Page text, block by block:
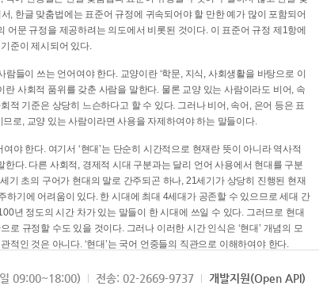
, 한글 맞춤법에는 표준어 규정에 귀속되어야 할 만한 예가 많이 포함되어
어문 규정을 제공하려는 의도에서 비롯된 것이다. 이 표준어 규정 제1항에
준이 제시되어 있다.
들이 쓰는 언어여야 한다. 교양이란 ‘학문, 지식, 사회생활을 바탕으로 이
란 사회적 품위를 갖춘 사람을 말한다. 물론 교양 있는 사람이라도 비어, 속
적 기준은 상당히 느슨하다고 할 수 있다. 그러나 비어, 속어, 은어 등은 표
로, 교양 있는 사람이라면 사용을 자제하여야 하는 말들이다.
야 한다. 여기서 ‘현대’는 단순히 시간적으로 현재란 뜻이 아니라 역사적
다. 다른 사회적, 경제적 시대 구분과는 달리 언어 사용에서 현대를 구분
기 초의 구어가 현대의 말로 간주되곤 하나, 21세기가 상당히 진행된 현재
하기에 어려움이 있다. 한 시대에 최대 4세대가 공존할 수 있으므로 세대 간
년 정도의 시간 차가 있는 말들이 한 시대에 쓰일 수 있다. 그러므로 현대
로 규정할 수도 있을 것이다. 그러나 이러한 시간 인식은 ‘현대’ 개념의 모
적인 것은 아니다. ‘현대’는 국어 언중들의 직관으로 이해하여야 한다.
한다. 이는 표준어의 공용어적 성격을 가장 크게 드러내 주는 기준이다.
09:00~18:00) 전송: 02-2669-9737 개발지원(Open API)